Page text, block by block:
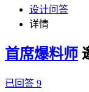
设计问答
详情
首席爆料师
已回答 9